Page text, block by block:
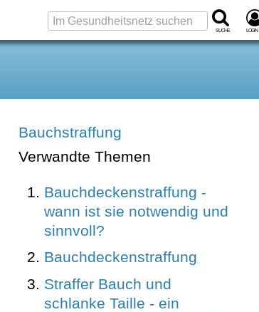
Suche Login
Bauchstraffung
Verwandte Themen
Bauchdeckenstraffung -
wann ist sie notwendig und
sinnvoll?
Bauchdeckenstraffung
Straffer Bauch und
schlanke Taille - ein